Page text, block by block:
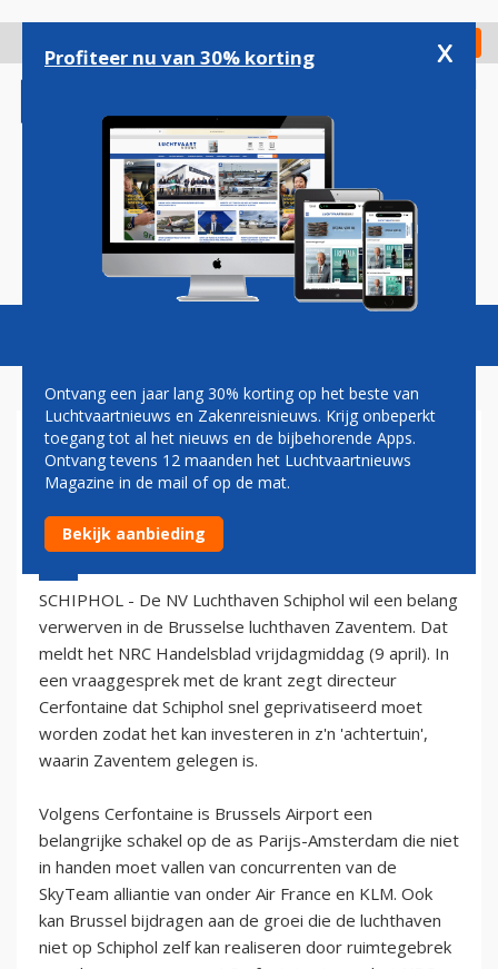
gaan
Check in
Magazine Podcasts Vacatures
Â€˜SCHIPHOL WIL BELANG IN
ZAVENTEMÂ€™
9 april 2004 - 2:00
SCHIPHOL - De NV Luchthaven Schiphol wil een belang
verwerven in de Brusselse luchthaven Zaventem. Dat
meldt het NRC Handelsblad vrijdagmiddag (9 april). In
een vraaggesprek met de krant zegt directeur
Cerfontaine dat Schiphol snel geprivatiseerd moet
worden zodat het kan investeren in z'n 'achtertuin',
waarin Zaventem gelegen is.
Volgens Cerfontaine is Brussels Airport een
belangrijke schakel op de as Parijs-Amsterdam die niet
in handen moet vallen van concurrenten van de
SkyTeam alliantie van onder Air France en KLM. Ook
kan Brussel bijdragen aan de groei die de luchthaven
niet op Schiphol zelf kan realiseren door ruimtegebrek
Profiteer nu van 30% korting x
Ontvang een jaar lang 30% korting op het beste van
Luchtvaartnieuws en Zakenreisnieuws. Krijg onbeperkt
toegang tot al het nieuws en de bijbehorende Apps.
Ontvang tevens 12 maanden het Luchtvaartnieuws
Magazine in de mail of op de mat.
Bekijk aanbieding